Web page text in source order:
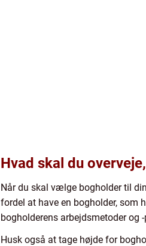
Hvad skal du
Når du skal vælge bogholder til
fordel at have en bogholder, som
bogholderens arbejdsmetoder og
Husk også at tage højde for